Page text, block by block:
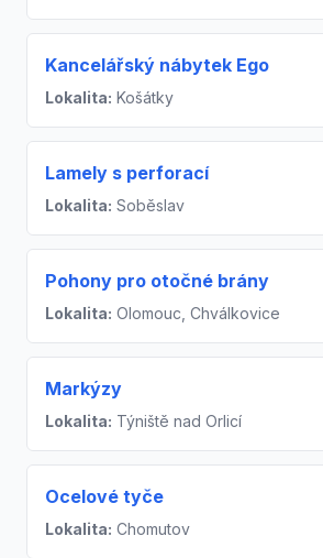
Kancelářský nábytek Ego
Lokalita: Košátky
Lamely s perforací
Lokalita: Soběslav
Pohony pro otočné brány
Lokalita: Olomouc, Chválkovice
Markýzy
Lokalita: Týniště nad Orlicí
Ocelové tyče
Lokalita: Chomutov